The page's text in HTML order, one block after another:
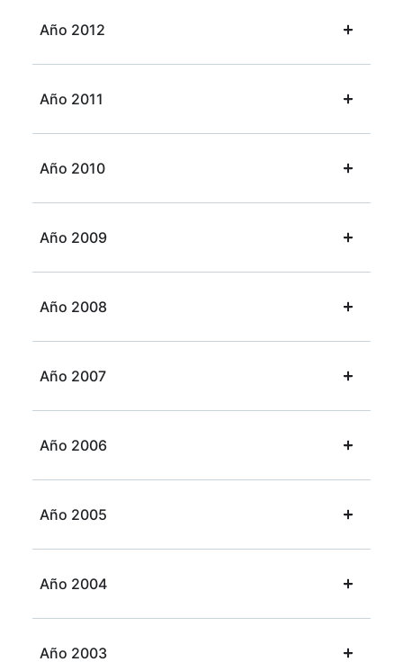
Año 2012
Año 2011
Año 2010
Año 2009
Año 2008
Año 2007
Año 2006
Año 2005
Año 2004
Año 2003